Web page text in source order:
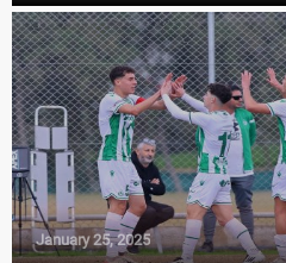
January 25, 2025